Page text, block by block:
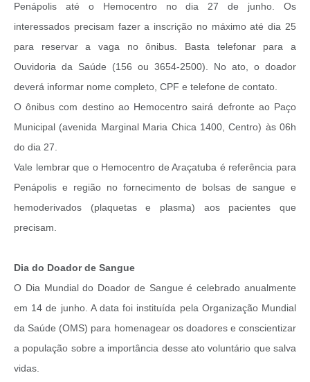
Penápolis até o Hemocentro no dia 27 de junho. Os
interessados precisam fazer a inscrição no máximo até dia 25
para reservar a vaga no ônibus. Basta telefonar para a
Ouvidoria da Saúde (156 ou 3654-2500). No ato, o doador
deverá informar nome completo, CPF e telefone de contato.
O ônibus com destino ao Hemocentro sairá defronte ao Paço
Municipal (avenida Marginal Maria Chica 1400, Centro) às 06h
do dia 27.
Vale lembrar que o Hemocentro de Araçatuba é referência para
Penápolis e região no fornecimento de bolsas de sangue e
hemoderivados (plaquetas e plasma) aos pacientes que
precisam.
Dia do Doador de Sangue
O Dia Mundial do Doador de Sangue é celebrado anualmente
em 14 de junho. A data foi instituída pela Organização Mundial
da Saúde (OMS) para homenagear os doadores e conscientizar
a população sobre a importância desse ato voluntário que salva
vidas.